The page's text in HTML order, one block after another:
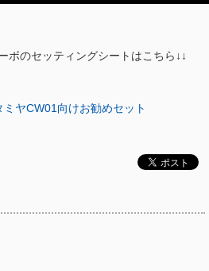
ボのセッティングシートはこちら↓↓
ミヤCW01向けお勧めセット